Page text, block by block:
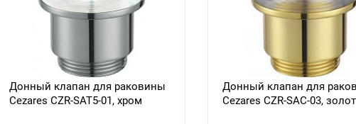
Донный клапан для раковины
Cezares CZR-SAT5-01, хром
Донный клапан для
Cezares CZR-SAC-03,